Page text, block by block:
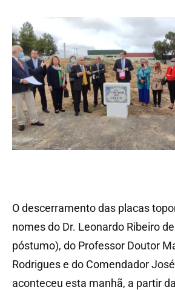
O descerramento das placas
nomes do Dr. Leonardo Ribeiro
póstumo), do Professor Doutor
Rodrigues e do Comendador
aconteceu esta manhã, a partir